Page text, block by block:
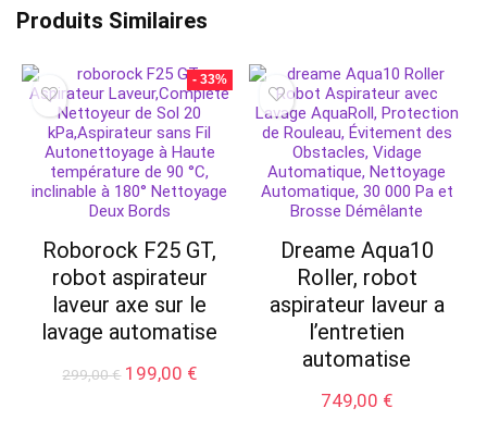
Produits Similaires
- 33%
Roborock F25 GT,
robot aspirateur
laveur axe sur le
lavage automatise
299,00€ Le
199,00 €Le
Dreame Aqua10
Roller, robot
aspirateur laveur a
l’entretien
automatise
749,00 €